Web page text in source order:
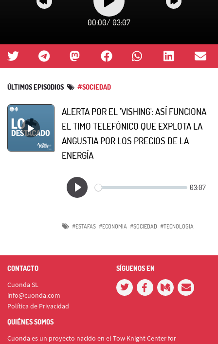
00:00/ 03:07
ÚLTIMOS EPISODIOS #SOCIEDAD
ALERTA POR EL 'VISHING': ASÍ FUNCIONA
EL TIMO TELEFÓNICO QUE EXPLOTA LA
ANGUSTIA POR LOS PRECIOS DE LA
ENERGÍA
#ESTAFAS #ECONOMIA #SOCIEDAD #TECNOLOGIA
CONTACTO
Cuonda SL
info@cuonda.com
Política de Privacidad
SÍGUENOS EN
QUIÉNES SOMOS
Cuonda es un proyecto nacido en el Tow Knight Center for